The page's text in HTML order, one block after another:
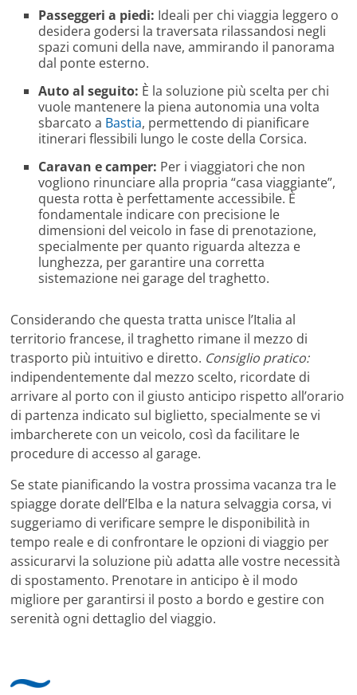
Passeggeri a piedi: Ideali per chi viaggia leggero o
desidera godersi la traversata rilassandosi negli
spazi comuni della nave, ammirando il panorama
dal ponte esterno.
Auto al seguito: È la soluzione più scelta per chi
vuole mantenere la piena autonomia una volta
sbarcato a Bastia, permettendo di pianificare
itinerari flessibili lungo le coste della Corsica.
Caravan e camper: Per i viaggiatori che non
vogliono rinunciare alla propria “casa viaggiante”,
questa rotta è perfettamente accessibile. È
fondamentale indicare con precisione le
dimensioni del veicolo in fase di prenotazione,
specialmente per quanto riguarda altezza e
lunghezza, per garantire una corretta
sistemazione nei garage del traghetto.
Considerando che questa tratta unisce l’Italia al
territorio francese, il traghetto rimane il mezzo di
trasporto più intuitivo e diretto. Consiglio pratico:
indipendentemente dal mezzo scelto, ricordate di
arrivare al porto con il giusto anticipo rispetto all’orario
di partenza indicato sul biglietto, specialmente se vi
imbarcherete con un veicolo, così da facilitare le
procedure di accesso al garage.
Se state pianificando la vostra prossima vacanza tra le
spiagge dorate dell’Elba e la natura selvaggia corsa, vi
suggeriamo di verificare sempre le disponibilità in
tempo reale e di confrontare le opzioni di viaggio per
assicurarvi la soluzione più adatta alle vostre necessità
di spostamento. Prenotare in anticipo è il modo
migliore per garantirsi il posto a bordo e gestire con
serenità ogni dettaglio del viaggio.